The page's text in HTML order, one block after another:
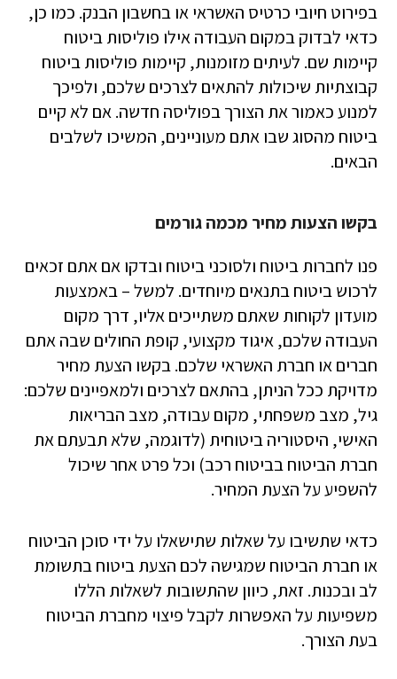
בפירוט חיובי כרטיס האשראי או בחשבון הבנק. כמו כן,
כדאי לבדוק במקום העבודה אילו פוליסות ביטוח
קיימות שם. לעיתים מזומנות, קיימות פוליסות ביטוח
קבוצתיות שיכולות להתאים לצרכים שלכם, ולפיכך
למנוע כאמור את הצורך בפוליסה חדשה. אם לא קיים
ביטוח מהסוג שבו אתם מעוניינים, המשיכו לשלבים
הבאים.
בקשו הצעות מחיר מכמה גורמים
פנו לחברות ביטוח ולסוכני ביטוח ובדקו אם אתם זכאים
לרכוש ביטוח בתנאים מיוחדים. למשל – באמצעות
מועדון לקוחות שאתם משתייכים אליו, דרך מקום
העבודה שלכם, איגוד מקצועי, קופת החולים שבה אתם
חברים או חברת האשראי שלכם. בקשו הצעת מחיר
מדויקת ככל הניתן, בהתאם לצרכים ולמאפיינים שלכם:
גיל, מצב משפחתי, מקום עבודה, מצב הבריאות
האישי, היסטוריה ביטוחית (לדוגמה, שלא תבעתם את
חברת הביטוח בביטוח רכב) וכל פרט אחר שיכול
להשפיע על הצעת המחיר.
כדאי שתשיבו על שאלות שתישאלו על ידי סוכן הביטוח
או חברת הביטוח שמגישה לכם הצעת ביטוח בתשומת
לב ובכנות. זאת, כיוון שהתשובות לשאלות הללו
משפיעות על האפשרות לקבל פיצוי מחברת הביטוח
בעת הצורך.